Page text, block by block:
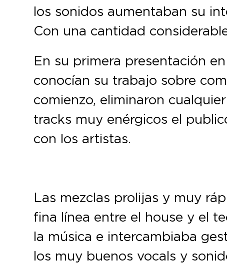
los sonidos aumentaban su
Con una cantidad
En su primera presentación
conocían su trabajo sobre
comienzo, eliminaron
tracks muy enérgicos el
con los artistas.
Las mezclas prolijas y muy
fina línea entre el house y el
la música e intercambiaba
los muy buenos vocals y